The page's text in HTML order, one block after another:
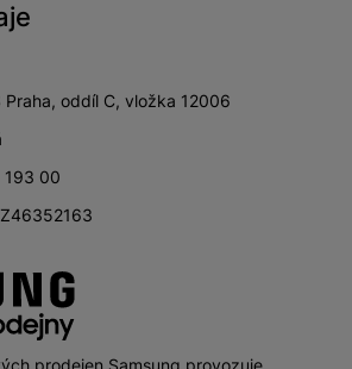
Praha, oddíl C, vložka 12006
193 00